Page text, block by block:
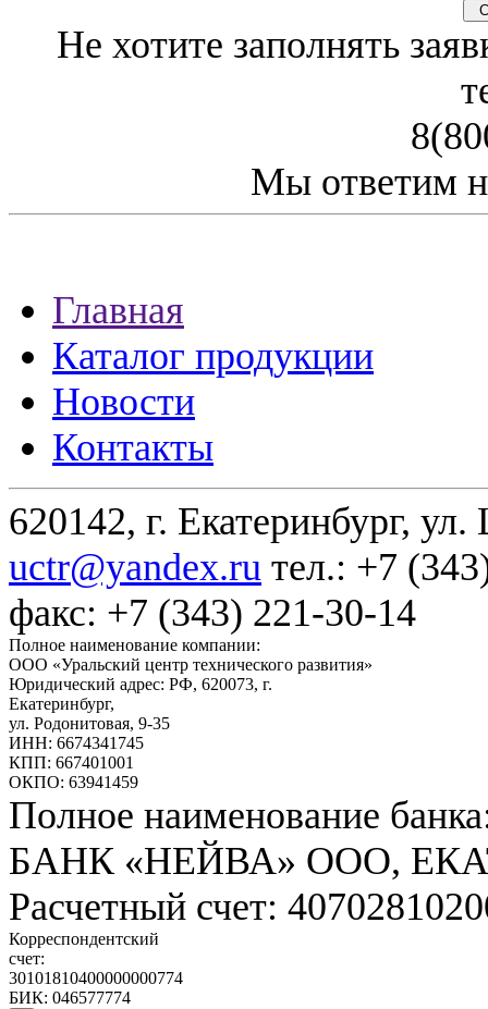
Не хотите заполнять
Мы ответим
Главная
Каталог продукции
Новости
Контакты
620142, г. Екатеринбург,
uctr@yandex.ru тел.: +7
факс: +7 (343) 221-30-14
Полное наименование компании:
ООО «Уральский центр технического развития»
Юридический адрес: РФ, 620073, г.
Екатеринбург,
ул. Родонитовая, 9-35
ИНН: 6674341745
КПП: 667401001
ОКПО: 63941459
Полное наименование
БАНК «НЕЙВА» ООО,
Расчетный счет:
Корреспондентский
счет:
30101810400000000774
БИК: 046577774